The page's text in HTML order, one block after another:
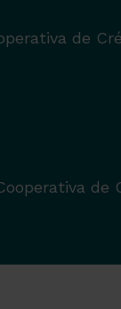
de
de